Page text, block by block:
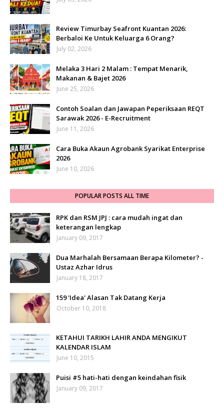
Review Timurbay Seafront Kuantan 2026:
Berbaloi Ke Untuk Keluarga 6 Orang?
July 02, 2026
Melaka 3 Hari 2 Malam : Tempat Menarik,
Makanan & Bajet 2026
June 25, 2026
Contoh Soalan dan Jawapan Peperiksaan REQT
Sarawak 2026 - E-Recruitment
June 11, 2026
Cara Buka Akaun Agrobank Syarikat Enterprise
2026
June 10, 2026
POPULAR POSTS ALL TIME
RPK dan RSM JPJ : cara mudah ingat dan
keterangan lengkap
January 09, 2017
Dua Marhalah Bersamaan Berapa Kilometer? -
Ustaz Azhar Idrus
January 18, 2017
159 'Idea' Alasan Tak Datang Kerja
October 10, 2018
KETAHUI TARIKH LAHIR ANDA MENGIKUT
KALENDAR ISLAM
June 10, 2015
Puisi #5 hati-hati dengan keindahan fisik
January 09, 2017